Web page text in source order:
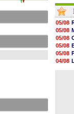
11h58
11h35
11h19
11h07
10h53
10h36
10h13
09h51
09h32
05/08
05/08
05/08
05/08
05/08
04/08